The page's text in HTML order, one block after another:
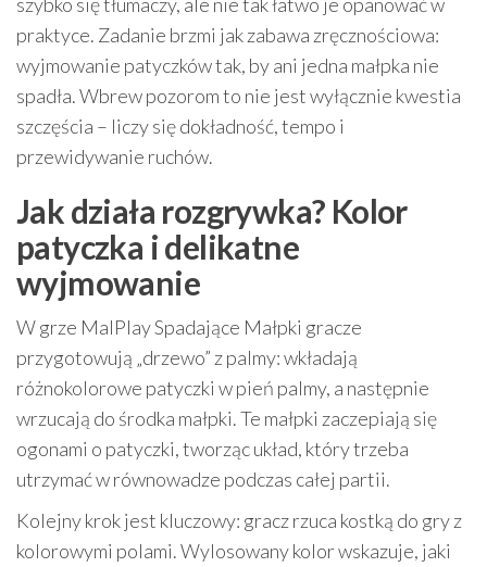
praktyce. Zadanie brzmi jak zabawa zręcznościowa:
wyjmowanie patyczków tak, by ani jedna małpka nie
spadła. Wbrew pozorom to nie jest wyłącznie kwestia
szczęścia – liczy się dokładność, tempo i
przewidywanie ruchów.
Jak działa rozgrywka? Kolor
patyczka i delikatne
wyjmowanie
W grze MalPlay Spadające Małpki gracze
przygotowują „drzewo” z palmy: wkładają
różnokolorowe patyczki w pień palmy, a następnie
wrzucają do środka małpki. Te małpki zaczepiają się
ogonami o patyczki, tworząc układ, który trzeba
utrzymać w równowadze podczas całej partii.
Kolejny krok jest kluczowy: gracz rzuca kostką do gry z
kolorowymi polami. Wylosowany kolor wskazuje, jaki